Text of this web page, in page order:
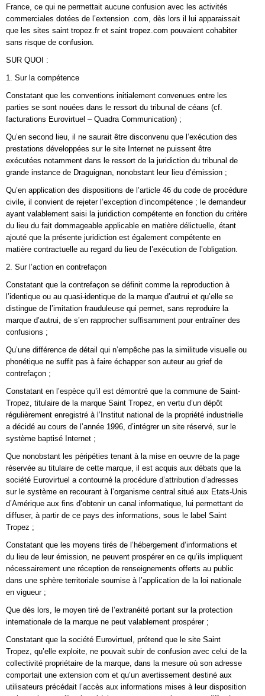
France, ce qui ne permettait aucune confusion avec les activités
commerciales dotées de l’extension .com, dès lors il lui apparaissait
que les sites saint tropez.fr et saint tropez.com pouvaient cohabiter
sans risque de confusion.
SUR QUOI :
1. Sur la compétence
Constatant que les conventions initialement convenues entre les
parties se sont nouées dans le ressort du tribunal de céans (cf.
facturations Eurovirtuel – Quadra Communication) ;
Qu’en second lieu, il ne saurait être disconvenu que l’exécution des
prestations développées sur le site Internet ne puissent être
exécutées notamment dans le ressort de la juridiction du tribunal de
grande instance de Draguignan, nonobstant leur lieu d’émission ;
Qu’en application des dispositions de l’article 46 du code de procédure
civile, il convient de rejeter l’exception d’incompétence ; le demandeur
ayant valablement saisi la juridiction compétente en fonction du critère
du lieu du fait dommageable applicable en matière délictuelle, étant
ajouté que la présente juridiction est également compétente en
matière contractuelle au regard du lieu de l’exécution de l’obligation.
2. Sur l’action en contrefaçon
Constatant que la contrefaçon se définit comme la reproduction à
l’identique ou au quasi-identique de la marque d’autrui et qu’elle se
distingue de l’imitation frauduleuse qui permet, sans reproduire la
marque d’autrui, de s’en rapprocher suffisamment pour entraîner des
confusions ;
Qu’une différence de détail qui n’empêche pas la similitude visuelle ou
phonétique ne suffit pas à faire échapper son auteur au grief de
contrefaçon ;
Constatant en l’espèce qu’il est démontré que la commune de Saint-
Tropez, titulaire de la marque Saint Tropez, en vertu d’un dépôt
régulièrement enregistré à l’Institut national de la propriété industrielle
a décidé au cours de l’année 1996, d’intégrer un site réservé, sur le
système baptisé Internet ;
Que nonobstant les péripéties tenant à la mise en oeuvre de la page
réservée au titulaire de cette marque, il est acquis aux débats que la
société Eurovirtuel a contourné la procédure d’attribution d’adresses
sur le système en recourant à l’organisme central situé aux Etats-Unis
d’Amérique aux fins d’obtenir un canal informatique, lui permettant de
diffuser, à partir de ce pays des informations, sous le label Saint
Tropez ;
Constatant que les moyens tirés de l’hébergement d’informations et
du lieu de leur émission, ne peuvent prospérer en ce qu’ils impliquent
nécessairement une réception de renseignements offerts au public
dans une sphère territoriale soumise à l’application de la loi nationale
en vigueur ;
Que dès lors, le moyen tiré de l’extranéité portant sur la protection
internationale de la marque ne peut valablement prospérer ;
Constatant que la société Eurovirtuel, prétend que le site Saint
Tropez, qu’elle exploite, ne pouvait subir de confusion avec celui de la
collectivité propriétaire de la marque, dans la mesure où son adresse
comportait une extension com et qu’un avertissement destiné aux
utilisateurs précédait l’accès aux informations mises à leur disposition